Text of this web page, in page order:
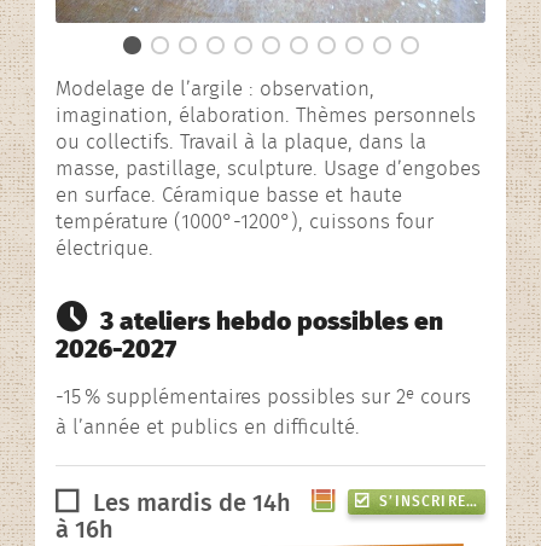
Modelage de l’argile : observation,
imagination, élaboration. Thèmes personnels
ou collectifs. Travail à la plaque, dans la
masse, pastillage, sculpture. Usage d’engobes
en surface. Céramique basse et haute
température (1000°-1200°), cuissons four
électrique.
3 ateliers hebdo possibles en
2026-2027
-15 % supplémentaires possibles sur 2e cours
à l’année et publics en difficulté.
S’INSCRIRE…
Les mardis de 14h
à 16h